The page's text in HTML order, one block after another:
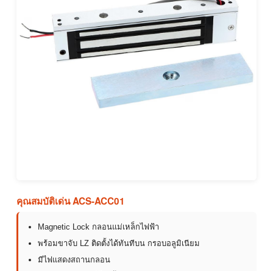
คุณสมบัติเด่น ACS-ACC01
Magnetic Lock กลอนแม่เหล็กไฟฟ้า
พร้อมขาจับ LZ ติดตั้งได้ทันทีบน กรอบอลูมิเนียม
มีไฟแสดงสถานกลอน